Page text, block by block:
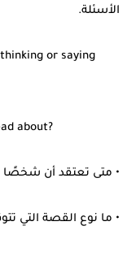
الأسئلة.
or saying
about?
• متى تعتقد أن شخصًا
• ما نوع القصة التي